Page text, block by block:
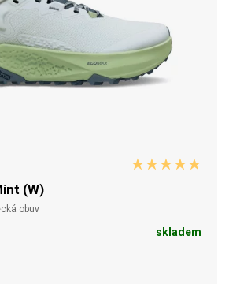
(W)
obuv
skladem